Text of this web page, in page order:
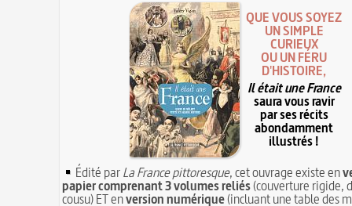
QUE VOUS SOYEZ
UN SIMPLE
CURIEUX
OU UN FÉRU
D'HISTOIRE,
Il était une France
saura vous ravir
par ses récits
abondamment
illustrés !
Édité parLa France pittoresque, cet ouvrage existe en
papier comprenant 3 volumes reliés(couverture rigide,
cousu) ET enversion numérique(incluant une table des